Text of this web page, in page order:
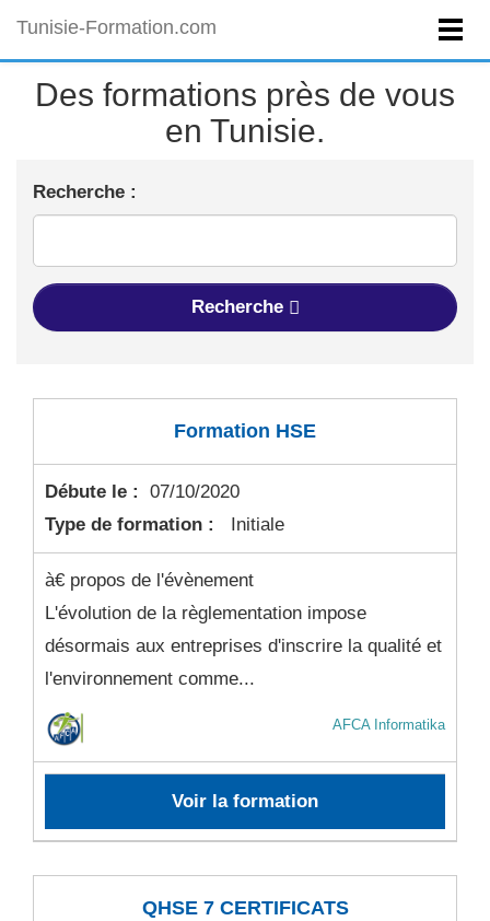
Tunisie-Formation.com
Des formations près de vous
en Tunisie.
Recherche :
Recherche
Formation HSE
Débute le :
07/10/2020
Type de formation :
Initiale
à€ propos de l'évènement
L'évolution de la règlementation impose
désormais aux entreprises d'inscrire la qualité et
l'environnement comme...
AFCA Informatika
Voir la formation
QHSE 7 CERTIFICATS